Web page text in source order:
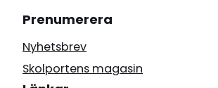
Prenumerera
Nyhetsbrev
Skolportens magasin